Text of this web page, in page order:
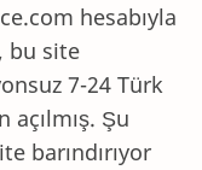
hesabıyla
bu site
7-24 Türk
Şu
barındırıyor